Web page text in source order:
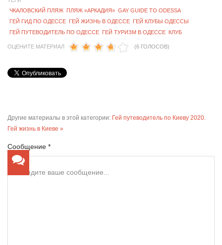
ЧКАЛОВСКИЙ ПЛЯЖ ПЛЯЖ «АРКАДИЯ» GAY GUIDE TO ODESSA
ГЕЙ ГИД ПО ОДЕССЕ ГЕЙ ЖИЗНЬ В ОДЕССЕ ГЕЙ КЛУБЫ ОДЕССЫ
ГЕЙ ПУТЕВОДИТЕЛЬ ПО ОДЕССЕ ГЕЙ ТУРИЗМ В ОДЕССЕ КЛУБ
ОЦЕНИТЕ МАТЕРИАЛ (6 ГОЛОСОВ)
Другие материалы в этой категории: Гей путеводитель по Киеву 2020.
Гей жизнь в Киеве »
Сообщение *